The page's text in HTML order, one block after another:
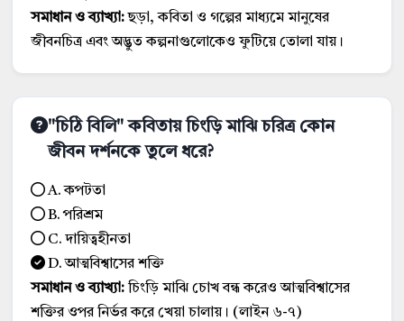
সমাধান ও ব্যাখ্যা:ছড়া, কবিতা ও গল্পের মাধ্যমে মানুষের
জীবনচিত্র এবং অদ্ভুত কল্পনাগুলোকেও ফুটিয়ে তোলা যায়।
"চিঠি বিলি" কবিতায় চিংড়ি মাঝি চরিত্র কোন
জীবন দর্শনকে তুলে ধরে?
A. কপটতা
B. পরিশ্রম
C. দায়িত্বহীনতা
D. আত্মবিশ্বাসের শক্তি
সমাধান ও ব্যাখ্যা:চিংড়ি মাঝি চোখ বন্ধ করেও আত্মবিশ্বাসের
শক্তির ওপর নির্ভর করে খেয়া চালায়। (লাইন ৬-৭)